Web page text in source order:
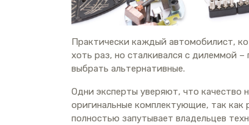
Практически каждый автомобилист,
хоть раз, но сталкивался с дилеммой
выбрать альтернативные.
Одни эксперты уверяют, что качество
оригинальные комплектующие, так
полностью запутывает владельцев